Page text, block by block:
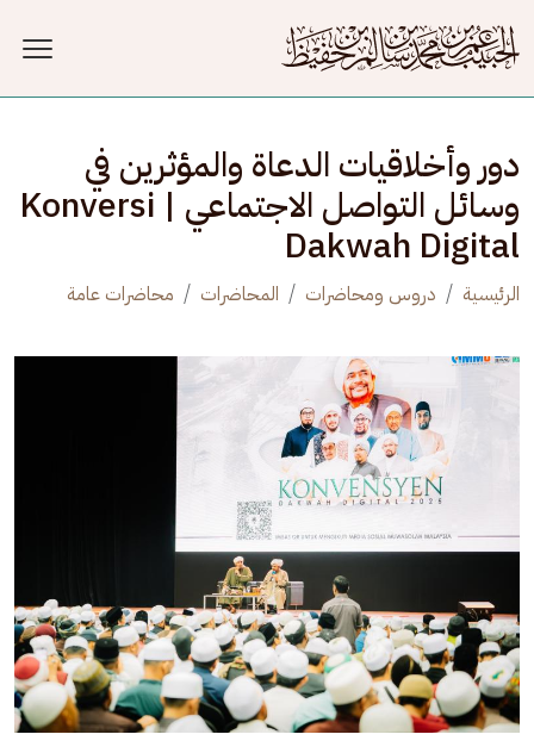
دور وأخلاقيات الدعاة والمؤثرين في
وسائل التواصل الاجتماعي | Konversi
Dakwah Digital
الرئيسية دروس ومحاضرات المحاضرات محاضرات عامة